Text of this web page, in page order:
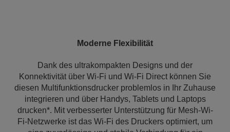
Moderne Flexibilität
Dank des ultrakompakten Designs und der
Konnektivität über Wi-Fi und Wi-Fi Direct können Sie
diesen Multifunktionsdrucker problemlos in Ihr Zuhause
integrieren und über Handys, Tablets und Laptops
drucken*. Mit verbesserter Unterstützung für Mesh-Wi-
Fi-Netzwerke ist das Wi-Fi des Druckers optimiert, um